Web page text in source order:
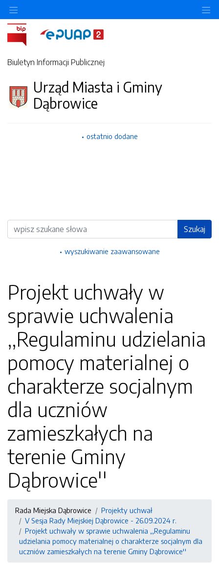
Biuletyn Informacji Publicznej
Urząd Miasta i Gminy
Dąbrowice
ostatnio dodane
Wyszukiwarka Szukaj
wyszukiwanie zaawansowane
Projekt uchwały w
sprawie uchwalenia
,,Regulaminu udzielania
pomocy materialnej o
charakterze socjalnym
dla uczniów
zamieszkałych na
terenie Gminy
Dąbrowice''
Rada Miejska Dąbrowice
Projekty uchwał
V Sesja Rady Miejskiej Dąbrowice - 26.09.2024 r.
Projekt uchwały w sprawie uchwalenia ,,Regulaminu
udzielania pomocy materialnej o charakterze socjalnym dla
uczniów zamieszkałych na terenie Gminy Dąbrowice''